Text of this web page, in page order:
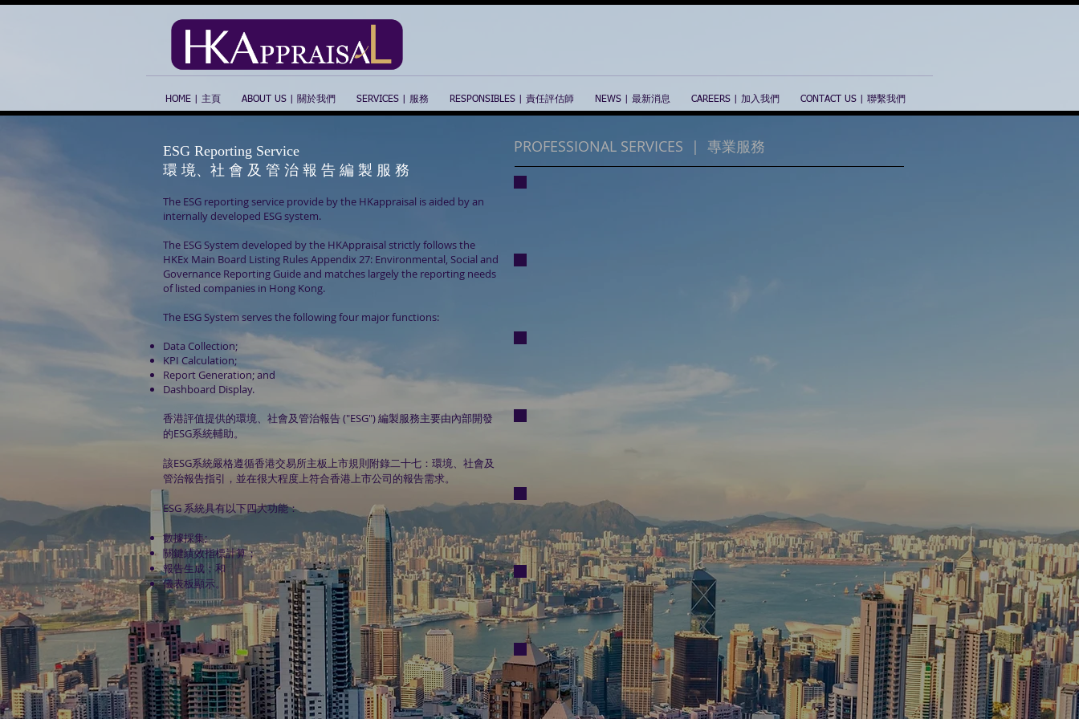
HOME | 主頁 ABOUT US | 關於我們 SERVICES | 服務 RESPONSIBLES | 責任評估師 NEWS | 最新消息 CAREERS | 加入我們 CONTACT US | 聯繫我們
ESG Reporting Service
環 境、社 會 及 管 治 報 告 編 製 服 務
The ESG reporting service provide by the HKappraisal is aided by an
internally developed ESG system.
The ESG System developed by the HKAppraisal strictly follows the
HKEx Main Board Listing Rules Appendix 27: Environmental, Social and
Governance Reporting Guide and matches largely the reporting needs
of listed companies in Hong Kong.
The ESG System serves the following four major functions:
Data Collection;
KPI Calculation;
Report Generation; and
Dashboard Display.
香港評值提供的環境、社會及管治報告 ("ESG") ​編製服務主要由內部開發
的ESG系統輔助。
該ESG系統嚴格遵循香港交易所主板上市規則附錄二十七：環境、社會及
管治報告指引，並在很大程度上符合香港上市公司的報告需求。
ESG 系統具有以下四大功能：
數據採集;
關鍵績效指標計算；
報告生成；和
儀表板顯示。
PROFESSIONAL SERVICES | 專業服務
ESG Reporting Service
環境、社會及管治報告編製
服務
Mineral Expert Services
礦業專家服務
Business Advisory Services
企業咨詢服務